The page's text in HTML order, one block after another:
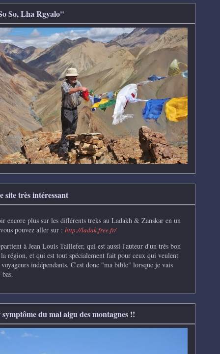
So, Lha Rgyalo"
site très intéressant
encore plus sur les différents treks au Ladakh & Zanskar en un
pouvez aller sur : http://ladak.free.fr/
à Jean Louis Taillefer, qui est aussi l'auteur d'un très bon
région, et qui est tout spécialement fait pour ceux qui veulent
indépendants. C'est donc "ma bible" lorsque je vais
du mal aigu des montagnes !!